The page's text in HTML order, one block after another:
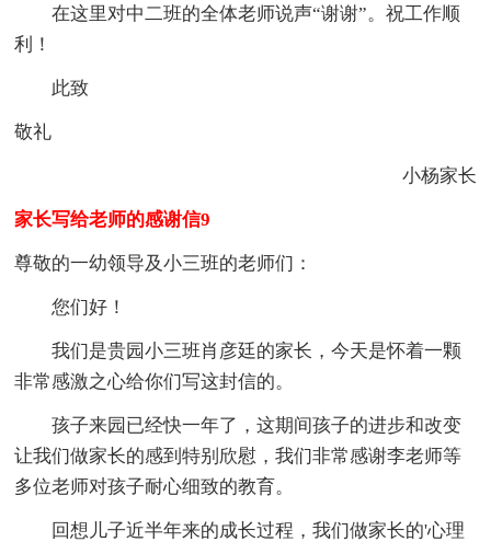
在这里对中二班的全体老师说声“谢谢”。祝工作顺
利！
此致
敬礼
小杨家长
家长写给老师的感谢信9
尊敬的一幼领导及小三班的老师们：
您们好！
我们是贵园小三班肖彦廷的家长，今天是怀着一颗
非常感激之心给你们写这封信的。
孩子来园已经快一年了，这期间孩子的进步和改变
让我们做家长的感到特别欣慰，我们非常感谢李老师等
多位老师对孩子耐心细致的教育。
回想儿子近半年来的成长过程，我们做家长的'心理